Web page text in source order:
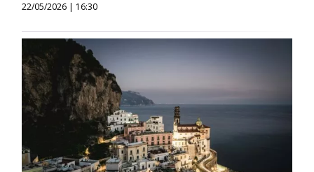
22/05/2026 | 16:30